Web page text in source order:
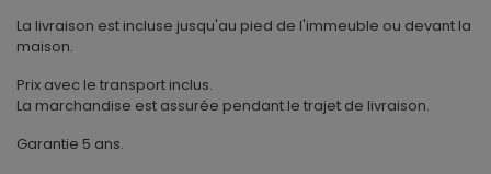
La livraison est incluse jusqu'au pied de l'immeuble ou devant la
maison.
Prix avec le transport inclus.
La marchandise est assurée pendant le trajet de livraison.
Garantie 5 ans.